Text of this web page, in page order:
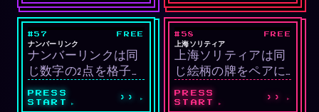
す。揺れる照準円が
小さくなった瞬間に
投げるのが正確で、
HIGH(9投合計)と
301(ぴったり0)モー
ドに対応します。
です。ロープを適切
なタイミングで切っ
て遠くに飛ばし、落
下しないようまた次
のロープを掛ける必
要があります。
パズル/論理 LIVE
#57 FREE
ナンバーリンク
ナンバーリンクは同
じ数字の2点を格子の
経路で繋ぎ、すべて
のマスを埋める論理
PRESS
START
››
パズル/マッチングLIVE
#58 FREE
上海ソリティア
上海ソリティアは同
じ絵柄の牌をペアに
して消す古典マッチ
ングパズルです。左
PRESS
START
››